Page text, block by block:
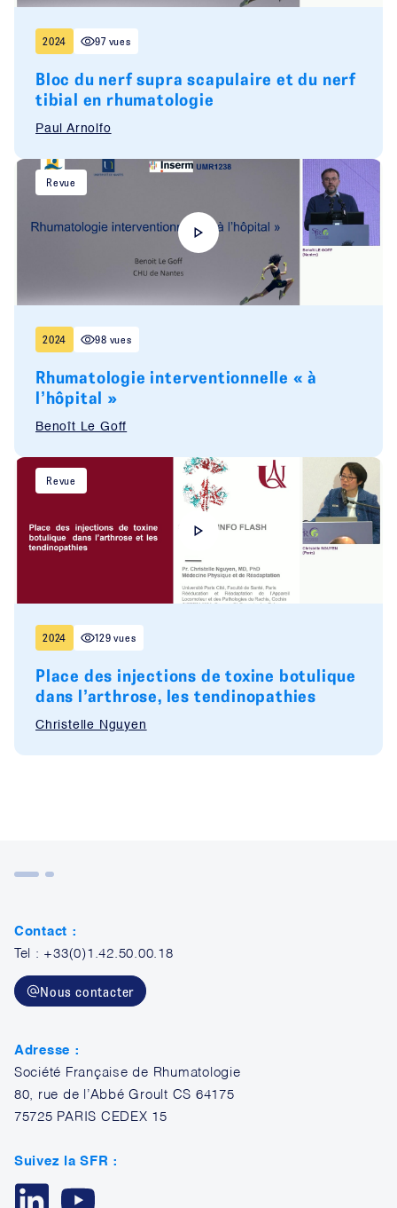
2024 97 vues
Bloc du nerf supra scapulaire et du nerf
tibial en rhumatologie
Paul Arnolfo
Revue
2024 98 vues
Rhumatologie interventionnelle « à
l’hôpital »
Benoît Le Goff
Revue
2024 129 vues
Place des injections de toxine botulique
dans l’arthrose, les tendinopathies
Christelle Nguyen
Contact :
Tel : +33(0)1.42.50.00.18
Nous contacter
Adresse :
Société Française de Rhumatologie
80, rue de l’Abbé Groult CS 64175
75725 PARIS CEDEX 15
Suivez la SFR :